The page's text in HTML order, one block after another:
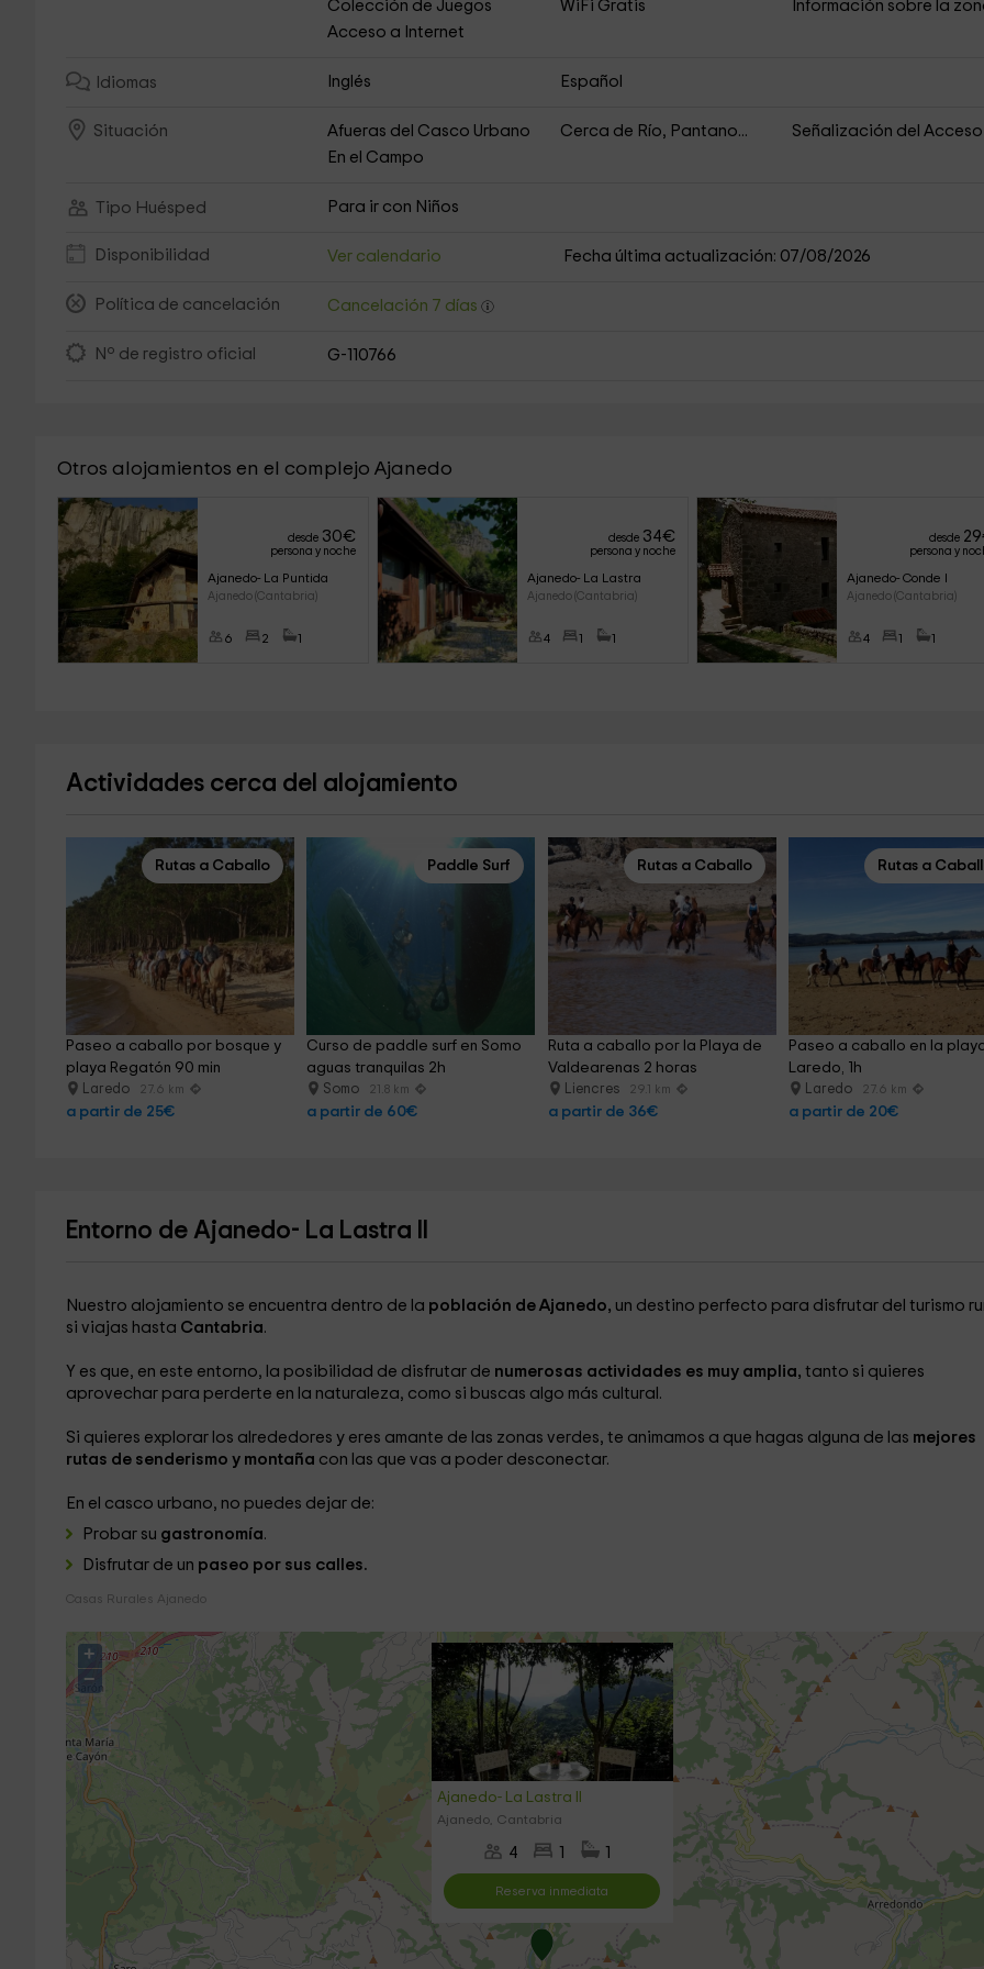
Colección de Juegos
WiFi Gratis
Información sobre la
Acceso a Internet
Idiomas Inglés Español
Situación Afueras del Casco Urbano Cerca de Río, Pantano...
Señalización del Acceso
En el Campo
Tipo Huésped Para ir con Niños
Disponibilidad Ver calendario Fecha última actualización: 07/08/2026
Política de cancelación Cancelación 7 días
Nº de registro oficial G-110766
Otros alojamientos en el complejo Ajanedo
desde 30€
persona y noche
Ajanedo- La Puntida
Ajanedo (Cantabria)
6 2 1
desde 34€
persona y noche
Ajanedo- La Lastra
Ajanedo (Cantabria)
4 1 1
desde 29
persona y
Ajanedo- Conde I
Ajanedo (Cantabria)
4 1 1
Actividades cerca del alojamiento
Rutas a Caballo
Paseo a caballo por bosque y
playa Regatón 90 min
Laredo 27.6 km
a partir de 25€
Paddle Surf
Curso de paddle surf en Somo
aguas tranquilas 2h
Somo 21.8 km
a partir de 60€
Rutas a Caballo
Ruta a caballo por la Playa de
Valdearenas 2 horas
Liencres 29.1 km
a partir de 36€
Rutas a
Paseo a caballo en la
Laredo, 1h
Laredo 27.6 km
a partir de 20€
Entorno de Ajanedo- La Lastra II
Nuestro alojamiento se encuentra dentro de la población de Ajanedo, un destino perfecto para disfrutar del turismo
si viajas hasta Cantabria.
Y es que, en este entorno, la posibilidad de disfrutar de numerosas actividades es muy amplia, tanto si quieres
aprovechar para perderte en la naturaleza, como si buscas algo más cultural.
Si quieres explorar los alrededores y eres amante de las zonas verdes, te animamos a que hagas alguna de las mejores
rutas de senderismo y montaña con las que vas a poder desconectar.
En el casco urbano, no puedes dejar de:
Probar su gastronomía.
Disfrutar de un paseo por sus calles.
Casas Rurales Ajanedo
Ajanedo- La Lastra II
Ajanedo, Cantabria
4
Reserva inmediata
+
−